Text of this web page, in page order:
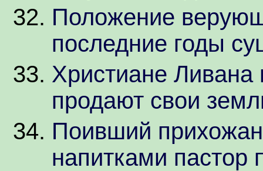
Положение
последние годы
Христиане Ливана
продают свои
Поивший
напитками пастор